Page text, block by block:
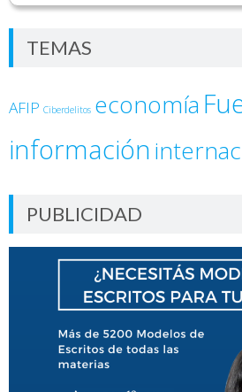
TEMAS
AFIP Ciberdelitos economía
información
PUBLICIDAD